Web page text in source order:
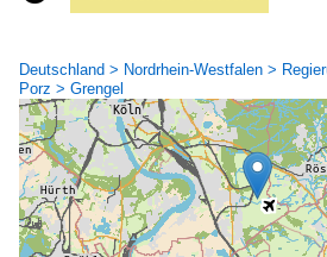
Deutschland > Nordrhein-Westfalen >
Porz > Grengel